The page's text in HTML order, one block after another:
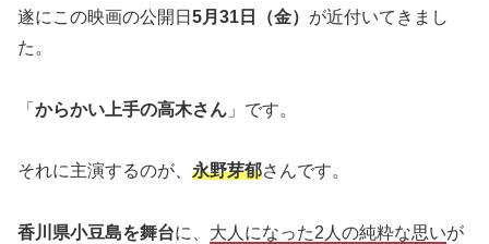
遂にこの映画の公開日 5月31日（金） が近付いてきまし
た。
「 からかい上手の高木さん 」です。
それに主演するのが、 永野芽郁さんです。
香川県小豆島を舞台に、 大人になった2人の純粋な思いが